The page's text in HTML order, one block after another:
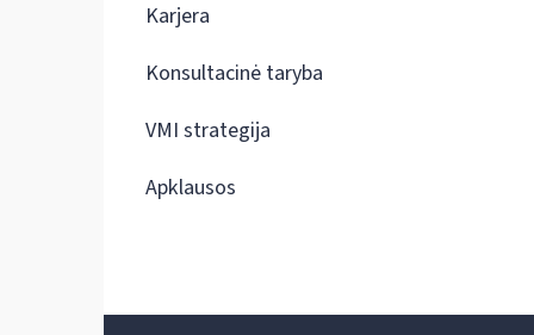
Karjera
Konsultacinė taryba
VMI strategija
Apklausos